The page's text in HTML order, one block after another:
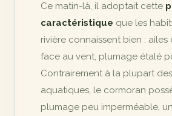
Ce matin-là, il adoptait cette
caractéristique que les
rivière connaissent bien :
face au vent, plumage étalé
Contrairement à la plupart
aquatiques, le cormoran
plumage peu imperméable,